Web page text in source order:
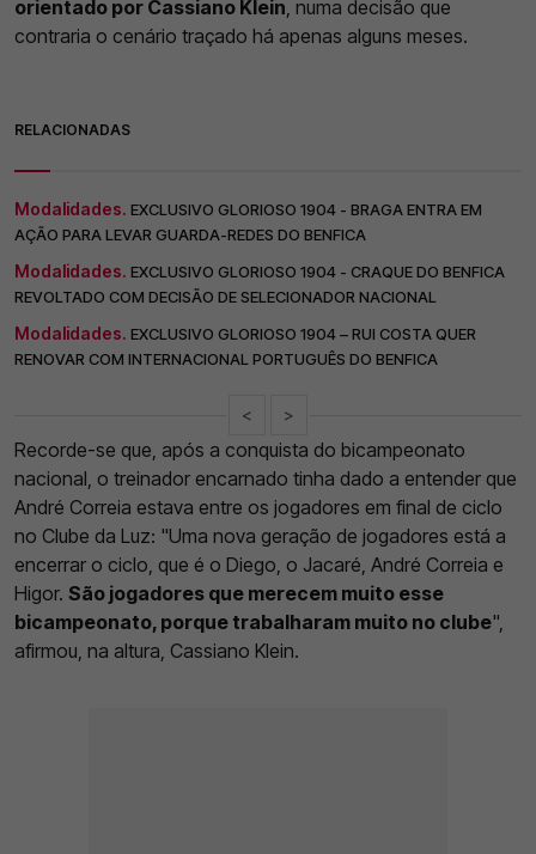
orientado por Cassiano Klein, numa decisão que
contraria o cenário traçado há apenas alguns meses.
RELACIONADAS
Modalidades. EXCLUSIVO GLORIOSO 1904 - BRAGA ENTRA EM
AÇÃO PARA LEVAR GUARDA-REDES DO BENFICA
Modalidades. EXCLUSIVO GLORIOSO 1904 - CRAQUE DO BENFICA
REVOLTADO COM DECISÃO DE SELECIONADOR NACIONAL
Modalidades. EXCLUSIVO GLORIOSO 1904 – RUI COSTA QUER
RENOVAR COM INTERNACIONAL PORTUGUÊS DO BENFICA
< >
Recorde-se que, após a conquista do bicampeonato
nacional, o treinador encarnado tinha dado a entender que
André Correia estava entre os jogadores em final de ciclo
no Clube da Luz: "Uma nova geração de jogadores está a
encerrar o ciclo, que é o Diego, o Jacaré, André Correia e
Higor. São jogadores que merecem muito esse
bicampeonato, porque trabalharam muito no clube",
afirmou, na altura, Cassiano Klein.